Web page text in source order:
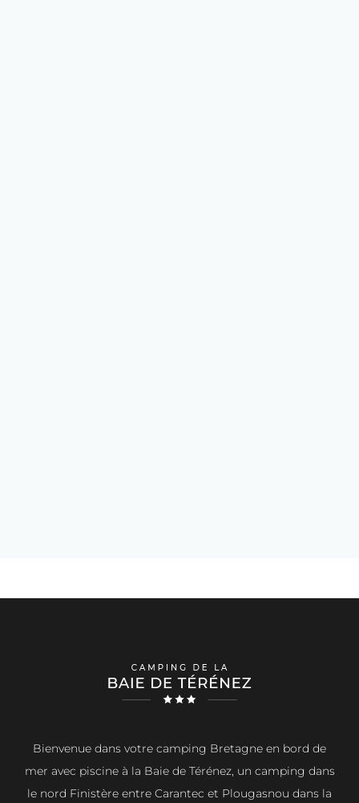
Bienvenue dans votre camping Bretagne en bord de
mer avec piscine à la Baie de Térénez, un camping dans
le nord Finistère entre Carantec et Plougasnou dans la